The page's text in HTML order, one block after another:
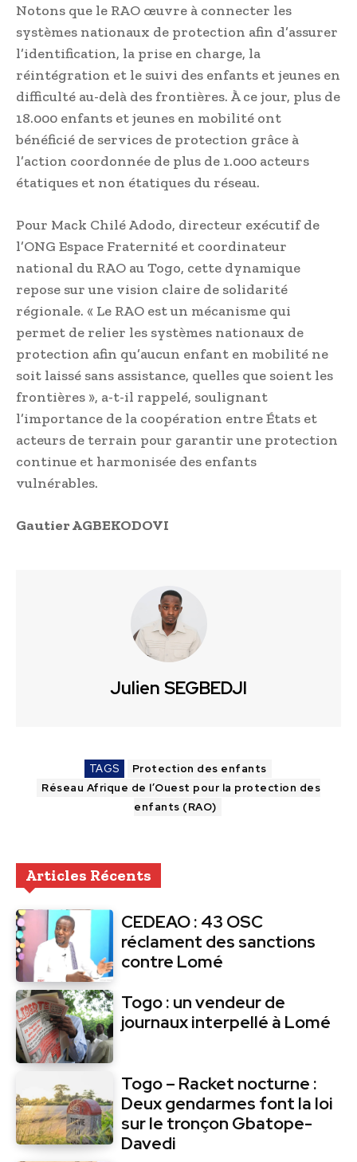
Notons que le RAO œuvre à connecter les
systèmes nationaux de protection afin d’assurer
l’identification, la prise en charge, la
réintégration et le suivi des enfants et jeunes en
difficulté au-delà des frontières. À ce jour, plus de
18.000 enfants et jeunes en mobilité ont
bénéficié de services de protection grâce à
l’action coordonnée de plus de 1.000 acteurs
étatiques et non étatiques du réseau.
Pour Mack Chilé Adodo, directeur exécutif de
l’ONG Espace Fraternité et coordinateur
national du RAO au Togo, cette dynamique
repose sur une vision claire de solidarité
régionale. « Le RAO est un mécanisme qui
permet de relier les systèmes nationaux de
protection afin qu’aucun enfant en mobilité ne
soit laissé sans assistance, quelles que soient les
frontières », a-t-il rappelé, soulignant
l’importance de la coopération entre États et
acteurs de terrain pour garantir une protection
continue et harmonisée des enfants
vulnérables.
Gautier AGBEKODOVI
Julien SEGBEDJI
TAGS
Protection des enfants
Réseau Afrique de l’Ouest pour la protection des
enfants (RAO)
Articles Récents
CEDEAO : 43 OSC
réclament des sanctions
contre Lomé
Togo : un vendeur de
journaux interpellé à Lomé
Togo – Racket nocturne :
Deux gendarmes font la loi
sur le tronçon Gbatope-
Davedi